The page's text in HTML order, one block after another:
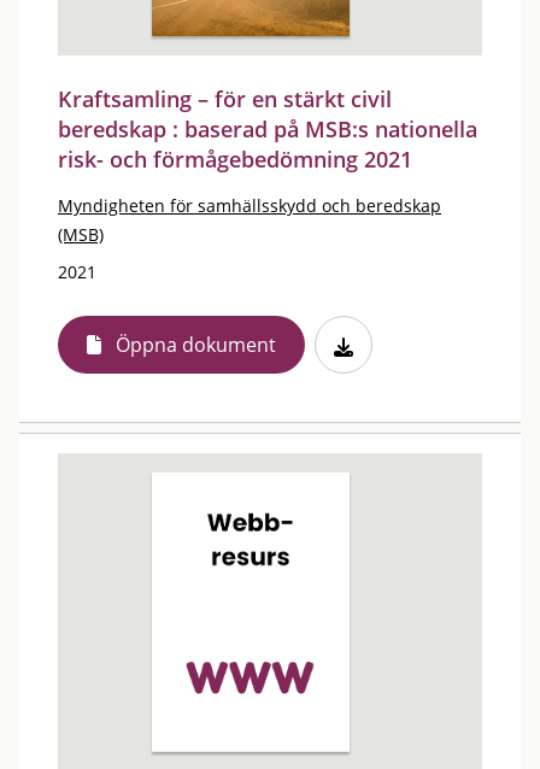
Kraftsamling – för en stärkt civil
beredskap : baserad på MSB:s nationella
risk- och förmågebedömning 2021
Myndigheten för samhällsskydd och beredskap
(MSB)
2021
Öppna dokument